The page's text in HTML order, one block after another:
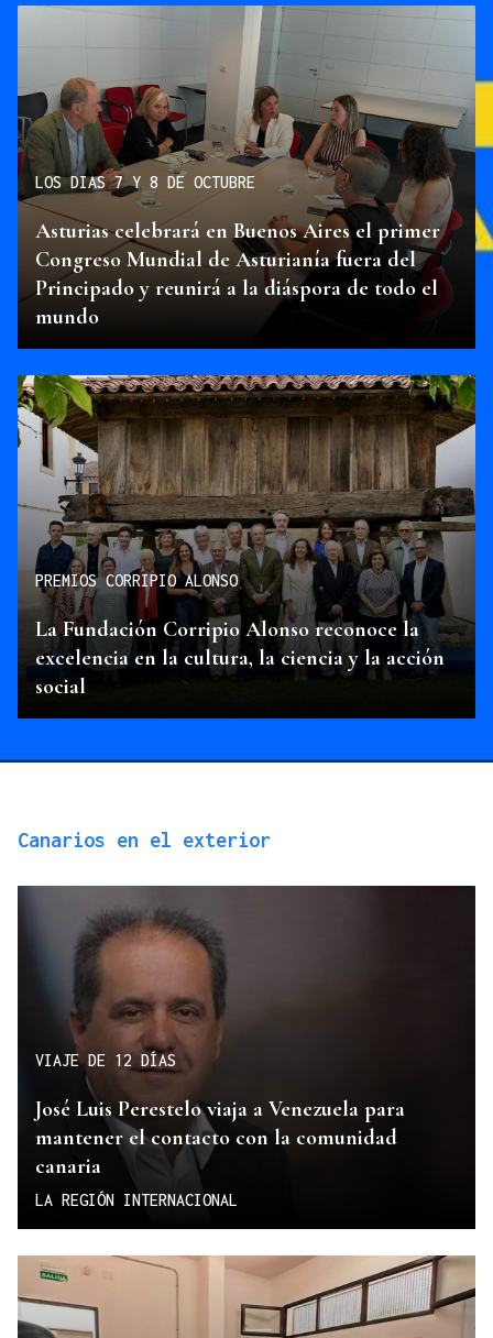
LOS DIAS 7 Y 8 DE OCTUBRE
Asturias celebrará en Buenos Aires el primer
Congreso Mundial de Asturianía fuera del
Principado y reunirá a la diáspora de todo el
mundo
PREMIOS CORRIPIO ALONSO
La Fundación Corripio Alonso reconoce la
excelencia en la cultura, la ciencia y la acción
social
Canarios en el exterior
VIAJE DE 12 DÍAS
José Luis Perestelo viaja a Venezuela para
mantener el contacto con la comunidad
canaria
LA REGIÓN INTERNACIONAL